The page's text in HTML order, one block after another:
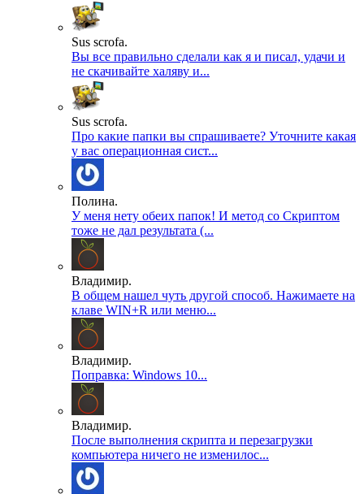
Sus scrofa.
Вы все правильно сделали как я и писал, удачи и
не скачивайте халяву и...
Sus scrofa.
Про какие папки вы спрашиваете? Уточните какая
у вас операционная сист...
Полина.
У меня нету обеих папок! И метод со Скриптом
тоже не дал результата (...
Владимир.
В общем нашел чуть другой способ. Нажимаете на
клаве WIN+R или меню...
Владимир.
Поправка: Windows 10...
Владимир.
После выполнения скрипта и перезагрузки
компьютера ничего не изменилос...